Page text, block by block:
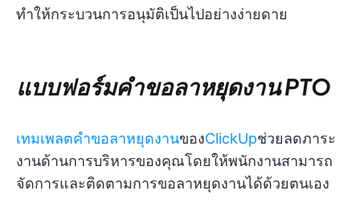
ทำให้กระบวนการอนุมัติเป็นไปอย่างง่ายดาย
แบบฟอร์มคำขอลาหยุดงาน PTO
เทมเพลตคำขอลาหยุดงานของClickUpช่วยลดภาระ
งานด้านการบริหารของคุณโดยให้พนักงานสามารถ
จัดการและติดตามการขอลาหยุดงานได้ด้วยตนเอง